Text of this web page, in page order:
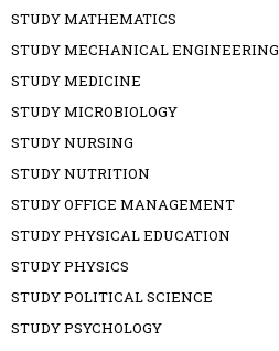
STUDY MATHEMATICS
STUDY MECHANICAL ENGINEERING
STUDY MEDICINE
STUDY MICROBIOLOGY
STUDY NURSING
STUDY NUTRITION
STUDY OFFICE MANAGEMENT
STUDY PHYSICAL EDUCATION
STUDY PHYSICS
STUDY POLITICAL SCIENCE
STUDY PSYCHOLOGY